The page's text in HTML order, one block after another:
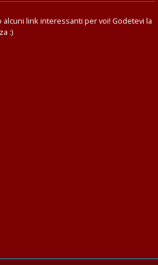
alcuni link interessanti per voi! Godetevi la
:)